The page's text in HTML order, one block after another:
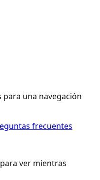
una navegación
frecuentes
ver mientras